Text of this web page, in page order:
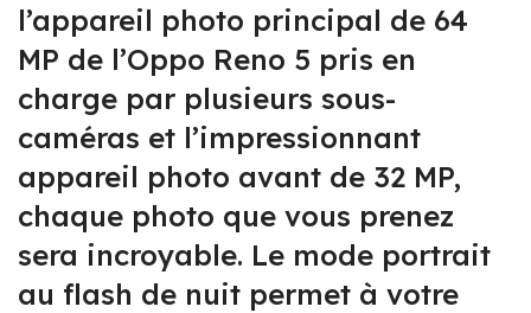
l’appareil photo principal de 64
MP de l’Oppo Reno 5 pris en
charge par plusieurs sous-
caméras et l’impressionnant
appareil photo avant de 32 MP,
chaque photo que vous prenez
sera incroyable. Le mode portrait
au flash de nuit permet à votre